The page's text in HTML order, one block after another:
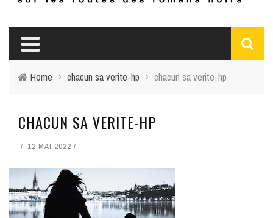
Home › chacun sa verite-hp › chacun sa verite-hp
CHACUN SA VERITE-HP
12 MAI 2022